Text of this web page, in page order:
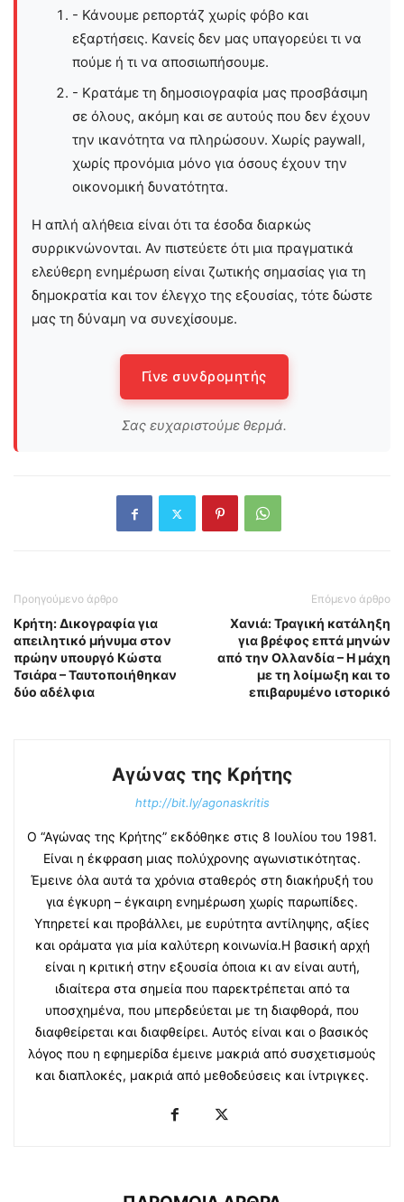
- Κάνουμε ρεπορτάζ χωρίς φόβο και
εξαρτήσεις. Κανείς δεν μας υπαγορεύει τι να
πούμε ή τι να αποσιωπήσουμε.
- Κρατάμε τη δημοσιογραφία μας προσβάσιμη
σε όλους, ακόμη και σε αυτούς που δεν έχουν
την ικανότητα να πληρώσουν. Χωρίς paywall,
χωρίς προνόμια μόνο για όσους έχουν την
οικονομική δυνατότητα.
Η απλή αλήθεια είναι ότι τα έσοδα διαρκώς
συρρικνώνονται. Αν πιστεύετε ότι μια πραγματικά
ελεύθερη ενημέρωση είναι ζωτικής σημασίας για τη
δημοκρατία και τον έλεγχο της εξουσίας, τότε δώστε
μας τη δύναμη να συνεχίσουμε.
Γίνε συνδρομητής
Σας ευχαριστούμε θερμά.
Προηγούμενο άρθρο
Κρήτη: Δικογραφία για
απειλητικό μήνυμα στον
πρώην υπουργό Κώστα
Τσιάρα – Ταυτοποιήθηκαν
δύο αδέλφια
Επόμενο άρθρο
Χανιά: Τραγική κατάληξη
για βρέφος επτά μηνών
από την Ολλανδία – Η μάχη
με τη λοίμωξη και το
επιβαρυμένο ιστορικό
Αγώνας της Κρήτης
http://bit.ly/agonaskritis
Ο “Αγώνας της Κρήτης” εκδόθηκε στις 8 Ιουλίου του 1981.
Είναι η έκφραση μιας πολύχρονης αγωνιστικότητας.
Έμεινε όλα αυτά τα χρόνια σταθερός στη διακήρυξή του
για έγκυρη – έγκαιρη ενημέρωση χωρίς παρωπίδες.
Υπηρετεί και προβάλλει, με ευρύτητα αντίληψης, αξίες
και οράματα για μία καλύτερη κοινωνία.Η βασική αρχή
είναι η κριτική στην εξουσία όποια κι αν είναι αυτή,
ιδιαίτερα στα σημεία που παρεκτρέπεται από τα
υποσχημένα, που μπερδεύεται με τη διαφθορά, που
διαφθείρεται και διαφθείρει. Αυτός είναι και ο βασικός
λόγος που η εφημερίδα έμεινε μακριά από συσχετισμούς
και διαπλοκές, μακριά από μεθοδεύσεις και ίντριγκες.